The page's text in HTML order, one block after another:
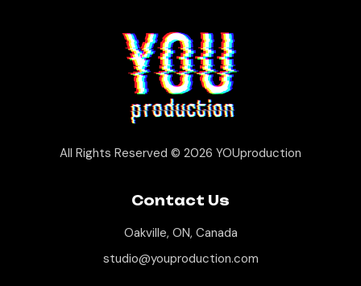
All Rights Reserved © 2026 YOUproduction
Contact Us
Oakville, ON, Canada
studio@youproduction.com